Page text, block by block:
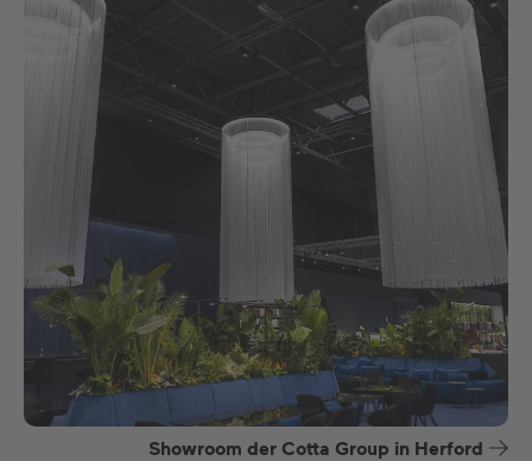
Showroom der Cotta Group in Herford